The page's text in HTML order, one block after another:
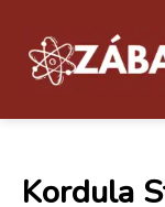
Kordula